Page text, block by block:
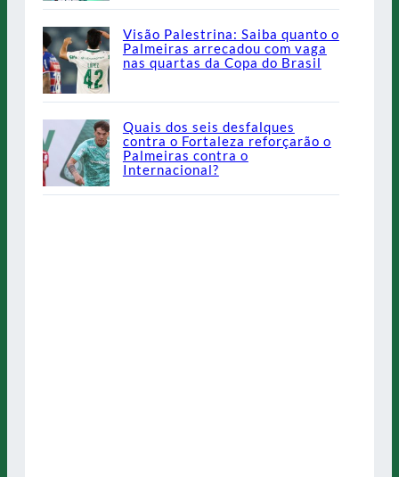
Visão Palestrina: Saiba quanto o
Palmeiras arrecadou com vaga
nas quartas da Copa do Brasil
Quais dos seis desfalques
contra o Fortaleza reforçarão o
Palmeiras contra o
Internacional?